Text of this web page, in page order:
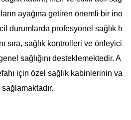
ayağına getiren önemli bir ino
durumlarda profesyonel sağlık h
sıra, sağlık kontrolleri ve önleyici
sağlığını desteklemektedir. A
için özel sağlık kabinlerinin va